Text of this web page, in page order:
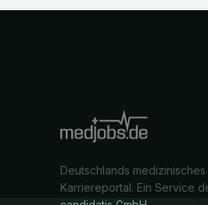
Deutschlands medizinisches
Karriereportal. Ein Service